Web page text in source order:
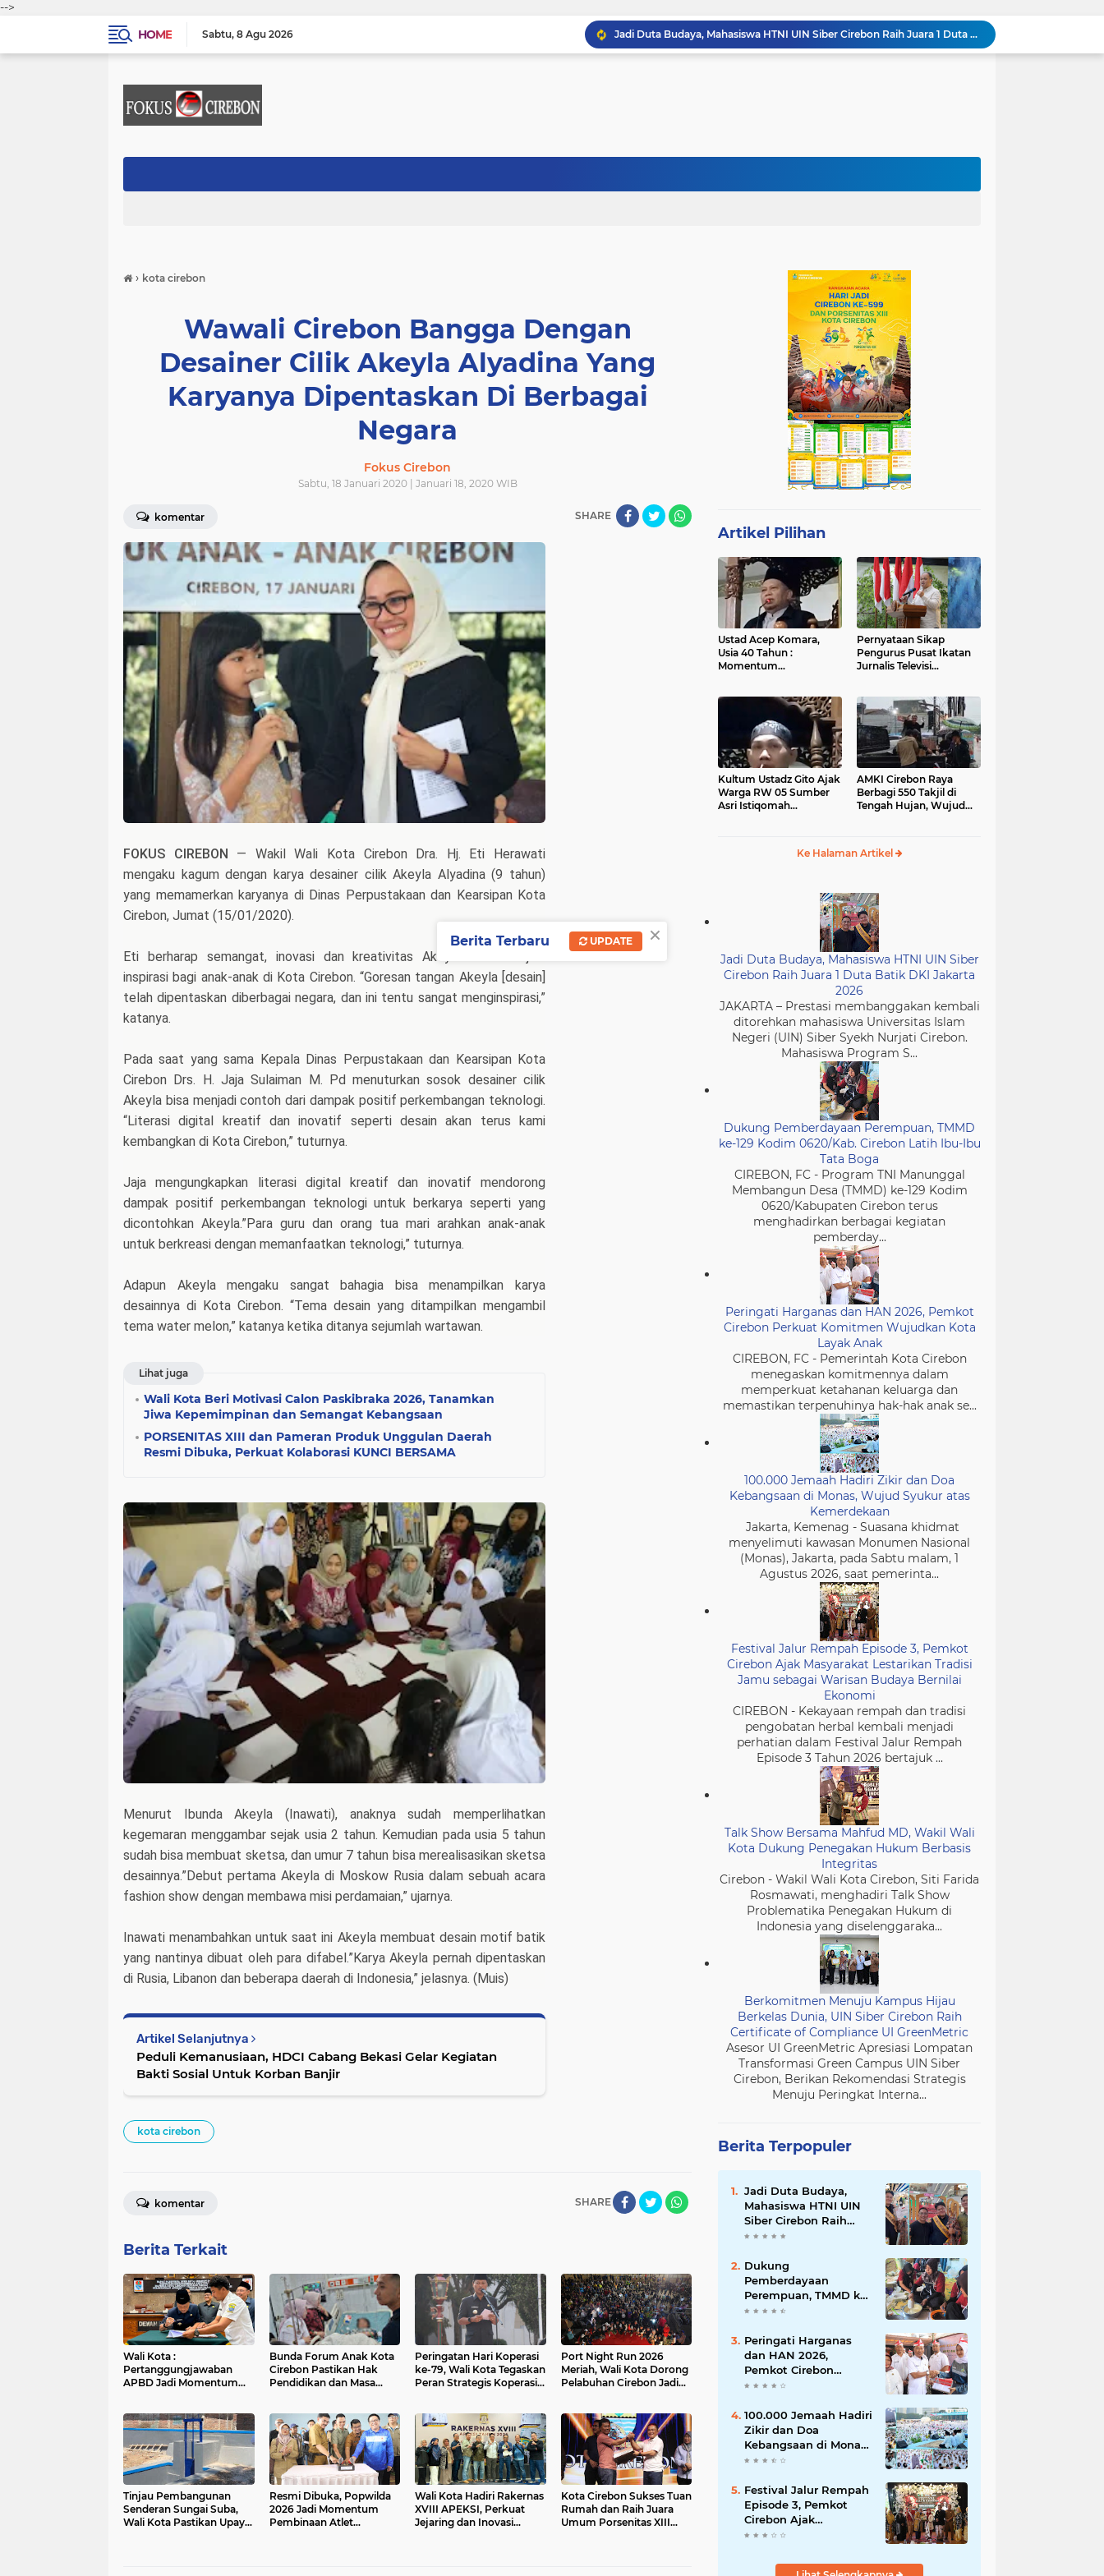
-->
HOME
Sabtu 8 Agu 2026
Jadi Duta Budaya, Mahasiswa HTNI UIN Siber Cirebon Raih Juara 1 Duta Batik DKI Jakarta 2026
100.000 Jemaah Hadiri Zikir dan Doa Kebangsaan di Monas, Wujud Syukur atas Kemerdekaan
Mahasiswa KKN Kelompok 140 UIN Siber Cirebon Berikan Edukasi Anti Bullying
› kota cirebon
Wawali Cirebon Bangga Dengan
Desainer Cilik Akeyla Alyadina Yang
Karyanya Dipentaskan Di Berbagai
Negara
Fokus Cirebon
Sabtu, 18 Januari 2020 | Januari 18, 2020 WIB
komentar SHARE
FOKUS CIREBON — Wakil Wali Kota Cirebon Dra. Hj. Eti Herawati
mengaku kagum dengan karya desainer cilik Akeyla Alyadina (9 tahun)
yang memamerkan karyanya di Dinas Perpustakaan dan Kearsipan Kota
Cirebon, Jumat (15/01/2020).
Eti berharap semangat, inovasi dan kreativitas Akeyla bisa menjadi
inspirasi bagi anak-anak di Kota Cirebon. “Goresan tangan Akeyla [desain]
telah dipentaskan diberbagai negara, dan ini tentu sangat menginspirasi,”
katanya.
Pada saat yang sama Kepala Dinas Perpustakaan dan Kearsipan Kota
Cirebon Drs. H. Jaja Sulaiman M. Pd menuturkan sosok desainer cilik
Akeyla bisa menjadi contoh dari dampak positif perkembangan teknologi.
“Literasi digital kreatif dan inovatif seperti desain akan terus kami
kembangkan di Kota Cirebon,” tuturnya.
Jaja mengungkapkan literasi digital kreatif dan inovatif mendorong
dampak positif perkembangan teknologi untuk berkarya seperti yang
dicontohkan Akeyla.”Para guru dan orang tua mari arahkan anak-anak
untuk berkreasi dengan memanfaatkan teknologi,” tuturnya.
Adapun Akeyla mengaku sangat bahagia bisa menampilkan karya
desainnya di Kota Cirebon. “Tema desain yang ditampilkan mengambil
tema water melon,” katanya ketika ditanya sejumlah wartawan.
Lihat juga
Wali Kota Beri Motivasi Calon Paskibraka 2026, Tanamkan
Jiwa Kepemimpinan dan Semangat Kebangsaan
PORSENITAS XIII dan Pameran Produk Unggulan Daerah
Resmi Dibuka, Perkuat Kolaborasi KUNCI BERSAMA
Menurut Ibunda Akeyla (Inawati), anaknya sudah memperlihatkan
kegemaran menggambar sejak usia 2 tahun. Kemudian pada usia 5 tahun
sudah bisa membuat sketsa, dan umur 7 tahun bisa merealisasikan sketsa
desainnya.”Debut pertama Akeyla di Moskow Rusia dalam sebuah acara
fashion show dengan membawa misi perdamaian,” ujarnya.
Inawati menambahkan untuk saat ini Akeyla membuat desain motif batik
yang nantinya dibuat oleh para difabel.”Karya Akeyla pernah dipentaskan
di Rusia, Libanon dan beberapa daerah di Indonesia,” jelasnya. (Muis)
Artikel Selanjutnya
Peduli Kemanusiaan, HDCI Cabang Bekasi Gelar Kegiatan
Bakti Sosial Untuk Korban Banjir
kota cirebon
SHARE
komentar
Berita Terkait
Wali Kota :
Pertanggungjawaban
APBD Jadi Momentum
Pelayanan Publik
Bunda Forum Anak Kota
Cirebon Pastikan Hak
Pendidikan dan Masa
Peringatan Hari Koperasi
ke-79, Wali Kota Tegaskan
Peran Strategis Koperasi
Port Night Run 2026
Meriah, Wali Kota Dorong
Pelabuhan Cirebon Jadi
Tinjau Pembangunan
Senderan Sungai Suba,
Wali Kota Pastikan Upaya
Resmi Dibuka, Popwilda
2026 Jadi Momentum
Pembinaan Atlet
Wali Kota Hadiri Rakernas
XVIII APEKSI, Perkuat
Jejaring dan Inovasi
Kota Cirebon Sukses Tuan
Rumah dan Raih Juara
Umum Porsenitas XIII
Artikel Pilihan
Ustad Acep Komara,
Usia 40 Tahun :
Momentum
Pernyataan Sikap
Pengurus Pusat Ikatan
Jurnalis Televisi
Kultum Ustadz Gito Ajak
Warga RW 05 Sumber
Asri Istiqomah
AMKI Cirebon Raya
Berbagi 550 Takjil di
Tengah Hujan, Wujud
Ke Halaman Artikel
Jadi Duta Budaya, Mahasiswa HTNI UIN Siber
Cirebon Raih Juara 1 Duta Batik DKI Jakarta
2026
JAKARTA – Prestasi membanggakan kembali
ditorehkan mahasiswa Universitas Islam
Negeri (UIN) Siber Syekh Nurjati Cirebon.
Mahasiswa Program S...
Dukung Pemberdayaan Perempuan, TMMD
ke-129 Kodim 0620/Kab. Cirebon Latih Ibu-Ibu
Tata Boga
CIREBON, FC - Program TNI Manunggal
Membangun Desa (TMMD) ke-129 Kodim
0620/Kabupaten Cirebon terus
menghadirkan berbagai kegiatan
pemberday...
Peringati Harganas dan HAN 2026, Pemkot
Cirebon Perkuat Komitmen Wujudkan Kota
Layak Anak
CIREBON, FC - Pemerintah Kota Cirebon
menegaskan komitmennya dalam
memperkuat ketahanan keluarga dan
memastikan terpenuhinya hak-hak anak se...
100.000 Jemaah Hadiri Zikir dan Doa
Kebangsaan di Monas, Wujud Syukur atas
Kemerdekaan
Jakarta, Kemenag - Suasana khidmat
menyelimuti kawasan Monumen Nasional
(Monas), Jakarta, pada Sabtu malam, 1
Agustus 2026, saat pemerinta...
Festival Jalur Rempah Episode 3, Pemkot
Cirebon Ajak Masyarakat Lestarikan Tradisi
Jamu sebagai Warisan Budaya Bernilai
Ekonomi
CIREBON - Kekayaan rempah dan tradisi
pengobatan herbal kembali menjadi
perhatian dalam Festival Jalur Rempah
Episode 3 Tahun 2026 bertajuk ...
Talk Show Bersama Mahfud MD, Wakil Wali
Kota Dukung Penegakan Hukum Berbasis
Integritas
Cirebon - Wakil Wali Kota Cirebon, Siti Farida
Rosmawati, menghadiri Talk Show
Problematika Penegakan Hukum di
Indonesia yang diselenggaraka...
Berkomitmen Menuju Kampus Hijau
Berkelas Dunia, UIN Siber Cirebon Raih
Certificate of Compliance UI GreenMetric
Asesor UI GreenMetric Apresiasi Lompatan
Transformasi Green Campus UIN Siber
Cirebon, Berikan Rekomendasi Strategis
Menuju Peringkat Interna...
Berita Terpopuler
Jadi Duta Budaya,
Mahasiswa HTNI UIN
Siber Cirebon Raih
Juara 1 Duta Batik DKI
Dukung
Pemberdayaan
Perempuan, TMMD ke-
129 Kodim 0620/Kab.
Tata Boga
Peringati Harganas
dan HAN 2026,
Pemkot Cirebon
Perkuat Komitmen
Anak
100.000 Jemaah Hadiri
Zikir dan Doa
Kebangsaan di Monas,
Wujud Syukur atas
Festival Jalur Rempah
Episode 3, Pemkot
Cirebon Ajak
Masyarakat Lestarikan
Warisan Budaya
×
Berita Terbaru UPDATE